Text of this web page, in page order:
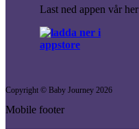
Last ned appen vår her
Copyright © Baby Journey 2026
Mobile footer